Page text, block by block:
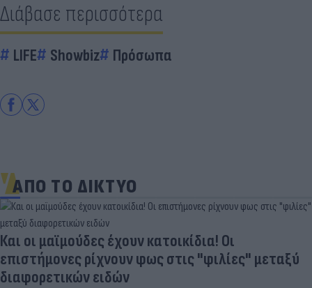
Διάβασε περισσότερα
LIFE Showbiz Πρόσωπα
ΑΠΟ ΤΟ ΔΙΚΤΥΟ
Και οι μαϊμούδες έχουν κατοικίδια! Οι
επιστήμονες ρίχνουν φως στις "φιλίες" μεταξύ
διαφορετικών ειδών